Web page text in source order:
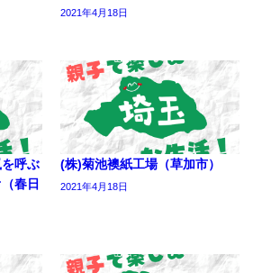
2021年4月18日
呼ぶ
春日
(株)菊池襖紙工場（草加市）
2021年4月18日